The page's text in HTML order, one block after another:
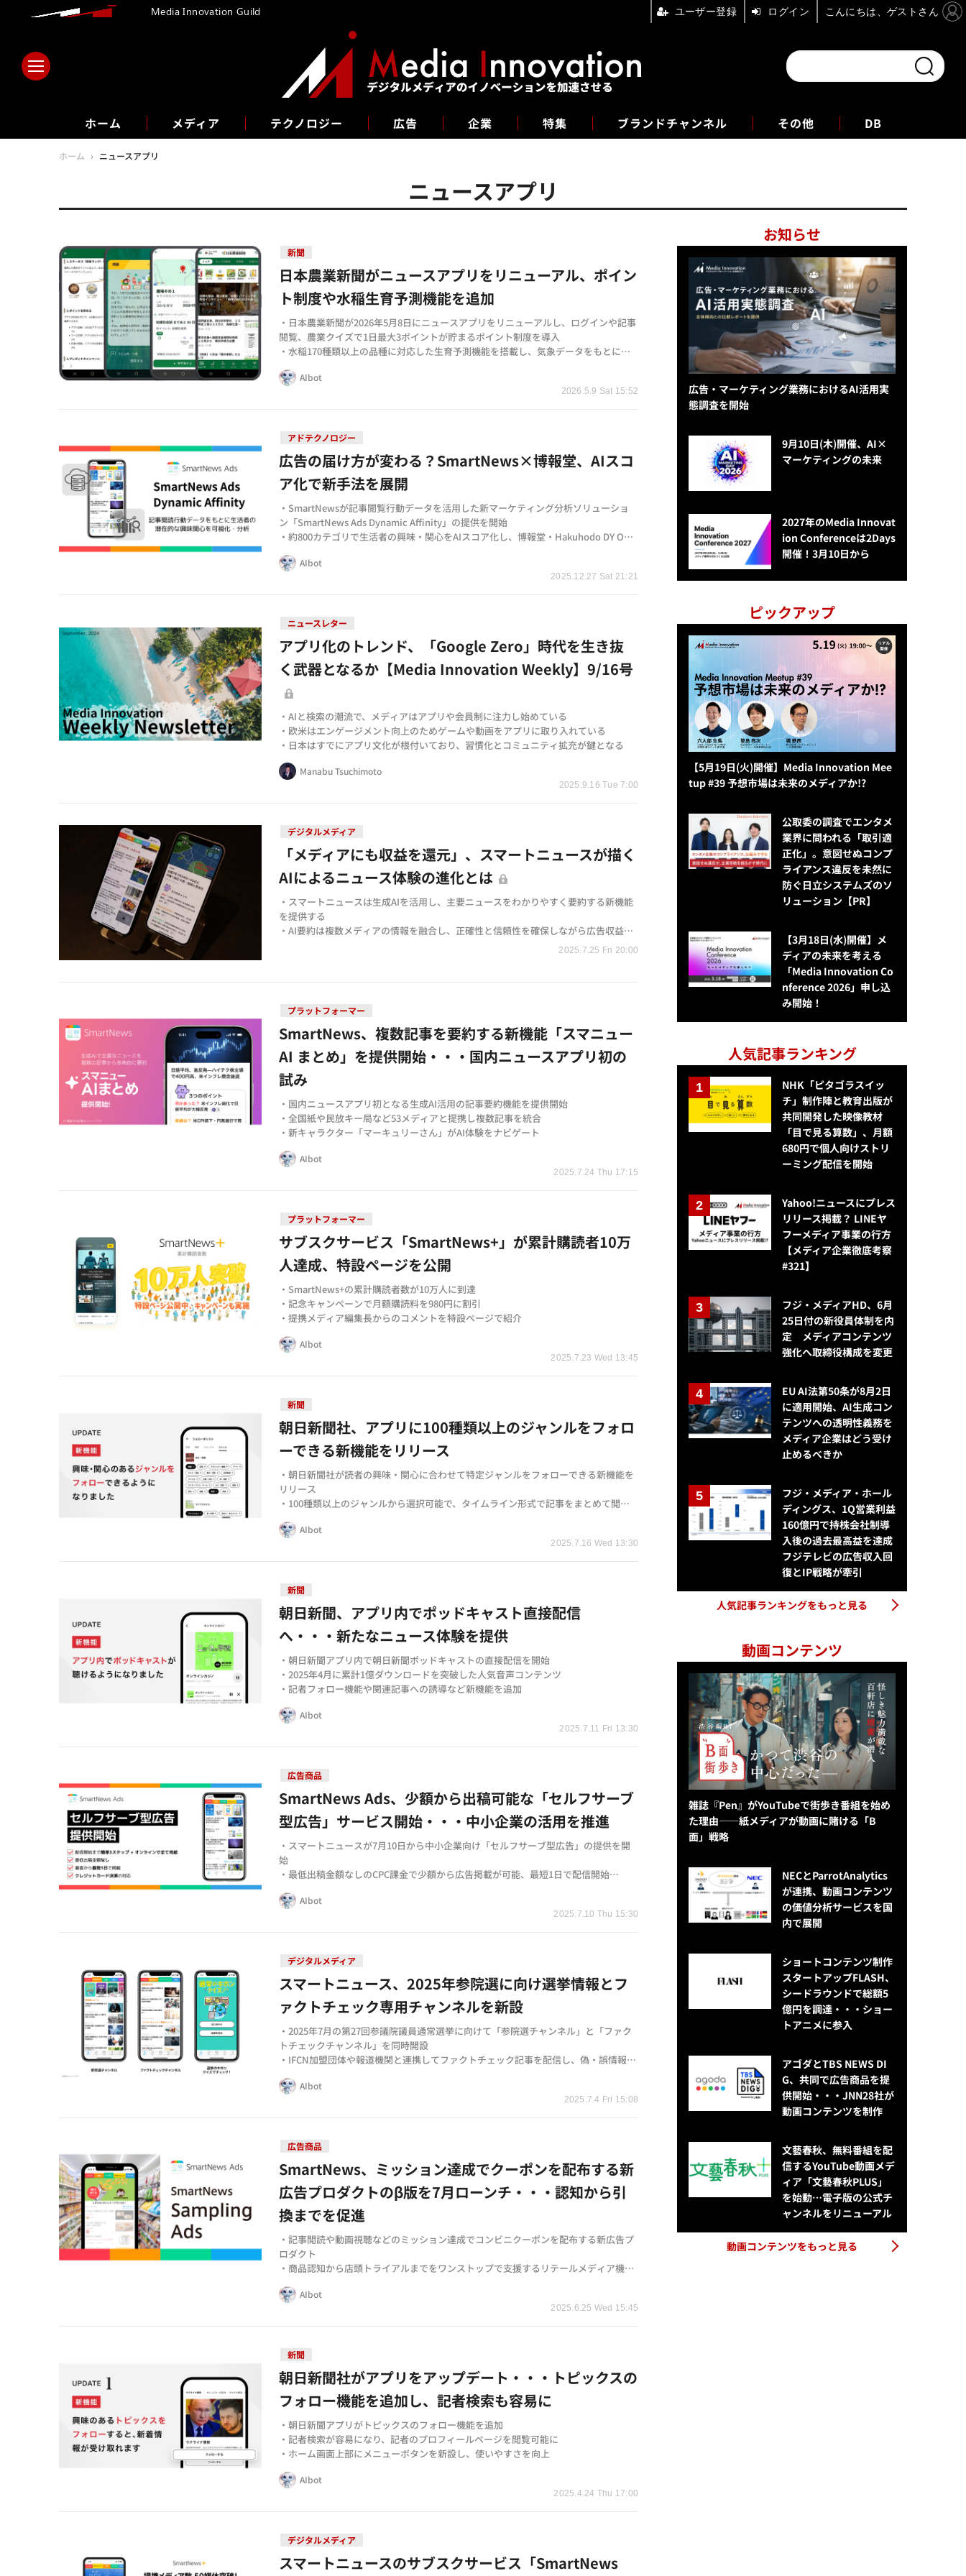
ホーム メディア テクノロジー 広告 企業 特集 ブランドチャンネル
フォーエム その他 DB
ホーム › ニュースアプリ
ニュースアプリ
新聞
2026.5.9 Sat 15:52
日本農業新聞がニュースアプリをリニューアル、ポイン
ト制度や水稲生育予測機能を追加
・日本農業新聞が2026年5月8日にニュースアプリをリニューアルし、ログインや記事
閲覧、農業クイズで1日最大3ポイントが貯まるポイント制度を導入
・水稲170種類以上の品種に対応した生育予測機能を搭載し、気象データをもとに幼
・記事へのリアクション機能やAI病害虫画像診断など、営農と情報収集を支援する機
AIbot
アドテクノロジー
2025.12.27 Sat 21:21
広告の届け方が変わる？SmartNews×博報堂、AIスコ
ア化で新手法を展開
・SmartNewsが記事閲覧行動データを活用した新マーケティング分析ソリューショ
ン「SmartNews Ads Dynamic Affinity」の提供を開始
・約800カテゴリで生活者の興味・関心をAIスコア化し、博報堂・Hakuhodo DY ONE
・データクリーンルームを活用し、個人を特定せずプライバシーに配慮した安全な環
AIbot
ニュースレター
2025.9.16 Tue 7:00
アプリ化のトレンド、「Google Zero」時代を生き抜
く武器となるか【Media Innovation Weekly】9/16号
・AIと検索の潮流で、メディアはアプリや会員制に注力し始めている
・欧米はエンゲージメント向上のためゲームや動画をアプリに取り入れている
・日本はすでにアプリ文化が根付いており、習慣化とコミュニティ拡充が鍵となる
Manabu Tsuchimoto
デジタルメディア
2025.7.25 Fri 20:00
「メディアにも収益を還元」、スマートニュースが描く
AIによるニュース体験の進化とは
・スマートニュースは生成AIを活用し、主要ニュースをわかりやすく要約する新機能
を提供する
・AI要約は複数メディアの情報を融合し、正確性と信頼性を確保しながら広告収益も
プラットフォーマー
2025.7.24 Thu 17:15
SmartNews、複数記事を要約する新機能「スマニュー
AI まとめ」を提供開始・・・国内ニュースアプリ初の
試み
・国内ニュースアプリ初となる生成AI活用の記事要約機能を提供開始
・全国紙や民放キー局など53メディアと提携し複数記事を統合
・新キャラクター「マーキュリーさん」がAI体験をナビゲート
AIbot
プラットフォーマー
2025.7.23 Wed 13:45
サブスクサービス「SmartNews+」が累計購読者10万
人達成、特設ページを公開
・SmartNews+の累計購読者数が10万人に到達
・記念キャンペーンで月額購読料を980円に割引
・提携メディア編集長からのコメントを特設ページで紹介
AIbot
新聞
2025.7.16 Wed 13:30
朝日新聞社、アプリに100種類以上のジャンルをフォロ
ーできる新機能をリリース
・朝日新聞社が読者の興味・関心に合わせて特定ジャンルをフォローできる新機能を
リリース
・100種類以上のジャンルから選択可能で、タイムライン形式で記事をまとめて閲覧
・記者、トピックス、連載に続く4つ目のフォロー機能として朝日新聞アプリ限定で
AIbot
新聞
2025.7.11 Fri 13:30
朝日新聞、アプリ内でポッドキャスト直接配信
へ・・・新たなニュース体験を提供
・朝日新聞アプリ内で朝日新聞ポッドキャストの直接配信を開始
・2025年4月に累計1億ダウンロードを突破した人気音声コンテンツ
・記者フォロー機能や関連記事への誘導など新機能を追加
AIbot
広告商品
2025.7.10 Thu 15:30
SmartNews Ads、少額から出稿可能な「セルフサーブ
型広告」サービス開始・・・中小企業の活用を推進
・スマートニュースが7月10日から中小企業向け「セルフサーブ型広告」の提供を開
始
・最低出稿金額なしのCPC課金で少額から広告掲載が可能、最短1日で配信開始
も利用可能
AIbot
デジタルメディア
2025.7.4 Fri 15:08
スマートニュース、2025年参院選に向け選挙情報とフ
ァクトチェック専用チャンネルを新設
・2025年7月の第27回参議院議員通常選挙に向けて「参院選チャンネル」と「ファク
トチェックチャンネル」を同時開設
・IFCN加盟団体や報道機関と連携してファクトチェック記事を配信し、偽・誤情報対
・選挙への関心向上を目的としたクイズコンテンツや投票ナビなどの参加型コンテン
AIbot
広告商品
2025.6.25 Wed 15:45
SmartNews、ミッション達成でクーポンを配布する新
広告プロダクトのβ版を7月ローンチ・・・認知から引
換までを促進
・記事閲読や動画視聴などのミッション達成でコンビニクーポンを配布する新広告プ
ロダクト
・商品認知から店頭トライアルまでをワンストップで支援するリテールメディア機能
AIbot
新聞
2025.4.24 Thu 17:00
朝日新聞社がアプリをアップデート・・・トピックスの
フォロー機能を追加し、記者検索も容易に
・朝日新聞アプリがトピックスのフォロー機能を追加
・記者検索が容易になり、記者のプロフィールページを閲覧可能に
・ホーム画面上部にメニューボタンを新設し、使いやすさを向上
AIbot
デジタルメディア
スマートニュースのサブスクサービス「SmartNews
お知らせ
広告・マーケティング業務におけるAI活用実
態調査を開始
9月10日(木)開催、AI×
マーケティングの未来
2027年のMedia Innovat
ion Conferenceは2Days
開催！3月10日から
ピックアップ
【5月19日(火)開催】Media Innovation Mee
tup #39 予想市場は未来のメディアか!?
公​​取委の調査でエンタメ
業界に問われる「取引適
正化」。意図せぬコンプ
ライアンス違反を未然に
防ぐ日立システムズのソ
リューション​【PR】
【3月18日(水)開催】メ
ディアの未来を考える
「Media Innovation Co
nference 2026」申し込
み開始！
人気記事ランキング
NHK「ピタゴラスイッ
チ」制作陣と教育出版が
共同開発した映像教材
「目で見る算数」、月額
680円で個人向けストリ
ーミング配信を開始
Yahoo!ニュースにプレス
リリース掲載？ LINEヤ
フーメディア事業の行方
【メディア企業徹底考察
#321】
フジ・メディアHD、6月
25日付の新役員体制を内
定 メディアコンテンツ
強化へ取締役構成を変更
EU AI法第50条が8月2日
に適用開始、AI生成コン
テンツへの透明性義務を
メディア企業はどう受け
止めるべきか
フジ・メディア・ホール
ディングス、1Q営業利益
160億円で持株会社制導
入後の過去最高益を達成
フジテレビの広告収入回
復とIP戦略が牽引
人気記事ランキングをもっと見る
動画コンテンツ
雑誌『Pen』がYouTubeで街歩き番組を始め
た理由——紙メディアが動画に賭ける「B
面」戦略
NECとParrotAnalytics
が連携、動画コンテンツ
の価値分析サービスを国
内で展開
ショートコンテンツ制作
スタートアップFLASH、
シードラウンドで総額5
億円を調達・・・ショー
トアニメに参入
アゴダとTBS NEWS DI
G、共同で広告商品を提
供開始・・・JNN28社が
動画コンテンツを制作
文藝春秋、無料番組を配
信するYouTube動画メデ
ィア「文藝春秋PLUS」
を始動…電子版の公式チ
ャンネルをリニューアル
動画コンテンツをもっと見る
Media Innovation Guild ユーザー登録 ログイン こんにちは、ゲストさん